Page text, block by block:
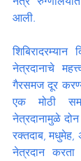
आली.
शिबिरादरम्यान
नेत्रदानाचे
गैरसमज दूर
एक मोठी
नेत्रदानामुळे
रक्तदाब, मधुमेह,
नेत्रदान